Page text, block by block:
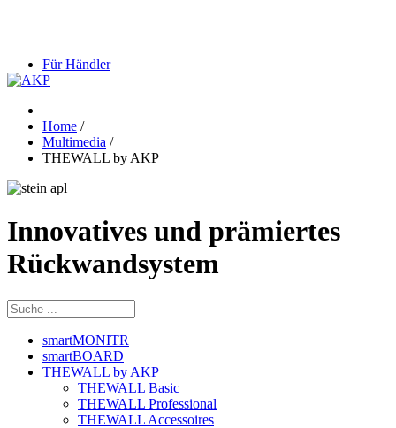
Für Händler
Home /
Multimedia /
THEWALL by AKP
Innovatives und prämiertes
Rückwandsystem
smartMONITR
smartBOARD
THEWALL by AKP
THEWALL Basic
THEWALL Professional
THEWALL Accessoires